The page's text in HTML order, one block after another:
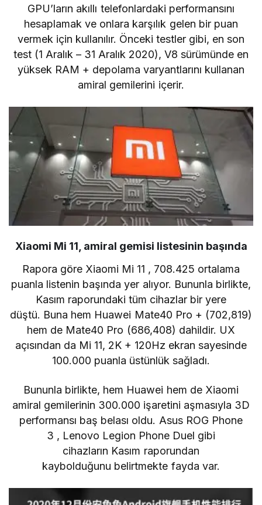
GPU’ların akıllı telefonlardaki performansını
hesaplamak ve onlara karşılık gelen bir puan
vermek için kullanılır. Önceki testler gibi, en son
test (1 Aralık – 31 Aralık 2020), V8 sürümünde en
yüksek RAM + depolama varyantlarını kullanan
amiral gemilerini içerir.
Xiaomi Mi 11, amiral gemisi listesinin başında
Rapora göre Xiaomi Mi 11 , 708.425 ortalama
puanla listenin başında yer alıyor. Bununla birlikte,
Kasım raporundaki tüm cihazlar bir yere
düştü. Buna hem Huawei Mate40 Pro + (702,819)
hem de Mate40 Pro (686,408) dahildir. UX
açısından da Mi 11, 2K + 120Hz ekran sayesinde
100.000 puanla üstünlük sağladı.
Bununla birlikte, hem Huawei hem de Xiaomi
amiral gemilerinin 300.000 işaretini aşmasıyla 3D
performansı baş belası oldu. Asus ROG Phone
3 , Lenovo Legion Phone Duel gibi
cihazların Kasım raporundan
kaybolduğunu belirtmekte fayda var.